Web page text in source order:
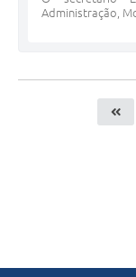
Administração,